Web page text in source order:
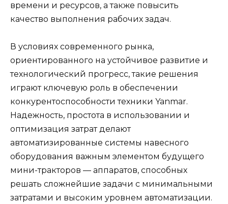
времени и ресурсов, а также повысить
качество выполнения рабочих задач.
В условиях современного рынка,
ориентированного на устойчивое развитие и
технологический прогресс, такие решения
играют ключевую роль в обеспечении
конкурентоспособности техники Yanmar.
Надежность, простота в использовании и
оптимизация затрат делают
автоматизированные системы навесного
оборудования важным элементом будущего
мини-тракторов — аппаратов, способных
решать сложнейшие задачи с минимальными
затратами и высоким уровнем автоматизации.